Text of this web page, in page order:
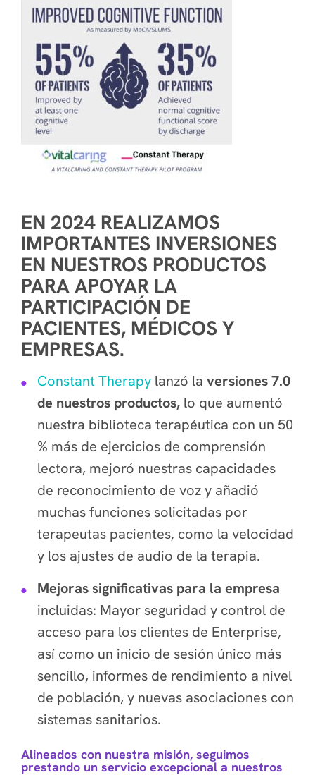
EN 2024 REALIZAMOS
IMPORTANTES INVERSIONES
EN NUESTROS PRODUCTOS
PARA APOYAR LA
PARTICIPACIÓN DE
PACIENTES, MÉDICOS Y
EMPRESAS.
Constant Therapy lanzó la versiones 7.0
de nuestros productos, lo que aumentó
nuestra biblioteca terapéutica con un 50
% más de ejercicios de comprensión
lectora, mejoró nuestras capacidades
de reconocimiento de voz y añadió
muchas funciones solicitadas por
terapeutas pacientes, como la velocidad
y los ajustes de audio de la terapia.
Mejoras significativas para la empresa
incluidas: Mayor seguridad y control de
acceso para los clientes de Enterprise,
así como un inicio de sesión único más
sencillo, informes de rendimiento a nivel
de población, y nuevas asociaciones con
sistemas sanitarios.
Alineados con nuestra misión, seguimos
prestando un servicio excepcional a nuestros